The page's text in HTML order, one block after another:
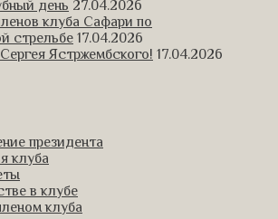
день 27.04.2026
клуба Сафари по
стрельбе 17.04.2026
Ястржембского! 17.04.2026
президента
клуба
в клубе
клуба